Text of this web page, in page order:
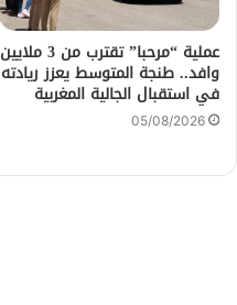
عملية “مرحبا” تقترب من 3 ملايين
وافد.. طنجة المتوسط يعزز ريادته
في استقبال الجالية المغربية
05/08/2026